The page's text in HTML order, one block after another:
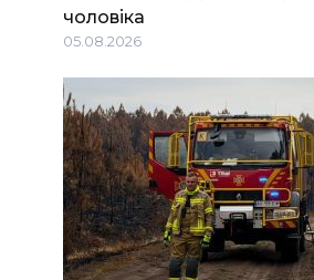
чоловіка
05.08.2026